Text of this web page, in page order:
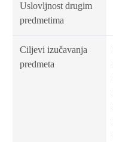
Uslovljnost drugim
predmetima
Ciljevi izučavanja
predmeta